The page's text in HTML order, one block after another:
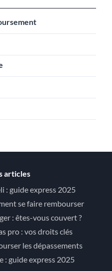
articles
: guide express 2025
se faire rembourser
: êtes-vous couvert ?
pro : vos droits clés
les dépassements
: guide express 2025